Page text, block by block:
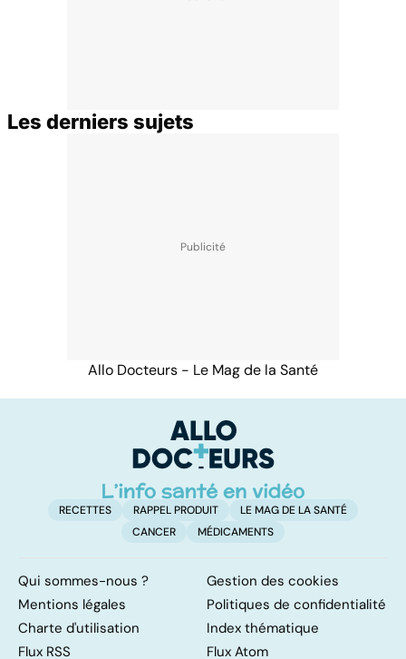
Les derniers sujets
Allo Docteurs - Le Mag de la Santé
RECETTES RAPPEL PRODUIT
LE MAG DE LA SANTÉ
CANCER
MÉDICAMENTS
Qui sommes-nous ?
Gestion des cookies
Mentions légales
Politiques de confidentialité
Charte d'utilisation
Index thématique
Flux RSS
Flux Atom